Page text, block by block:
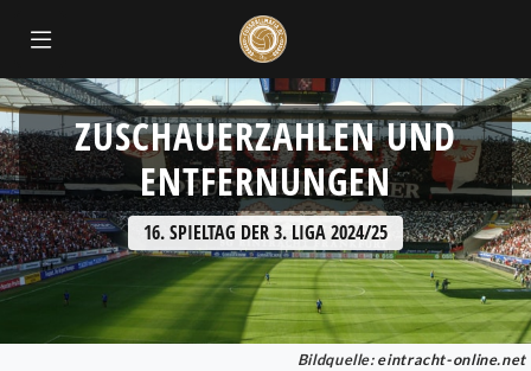
ZUSCHAUERZAHLEN UND
ENTFERNUNGEN
16. SPIELTAG DER 3. LIGA 2024/25
Bildquelle: eintracht-online.net